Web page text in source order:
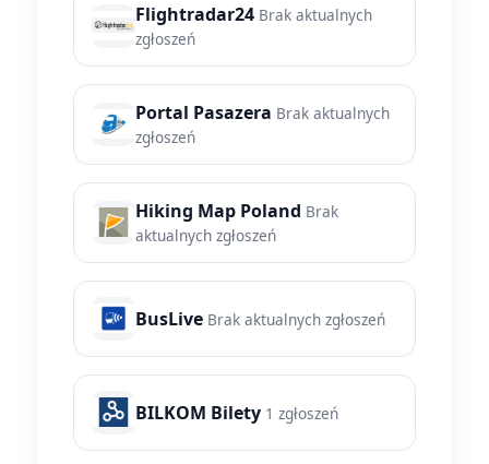
Flightradar24 Brak aktualnych
zgłoszeń
Portal Pasazera Brak aktualnych
zgłoszeń
Hiking Map Poland Brak
aktualnych zgłoszeń
BusLive Brak aktualnych zgłoszeń
BILKOM Bilety 1 zgłoszeń